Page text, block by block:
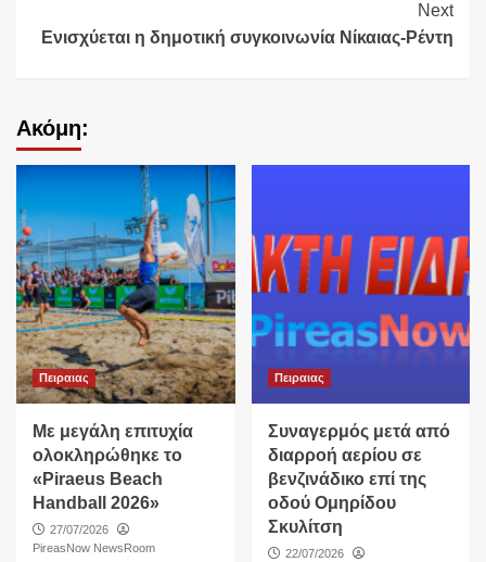
Next
Ενισχύεται η δημοτική συγκοινωνία Νίκαιας-Ρέντη
Ακόμη:
Πειραιας
Με μεγάλη επιτυχία
ολοκληρώθηκε το
«Piraeus Beach
Handball 2026»
27/07/2026
PireasNow NewsRoom
Πειραιας
Συναγερμός μετά από
διαρροή αερίου σε
βενζινάδικο επί της
οδού Ομηρίδου
Σκυλίτση
22/07/2026